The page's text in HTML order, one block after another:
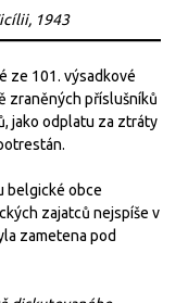
1943
ze 101. výsadkové
zraněných příslušníků
jako odplatu za ztráty
belgické obce
zajatců nejspíše v
zametena pod